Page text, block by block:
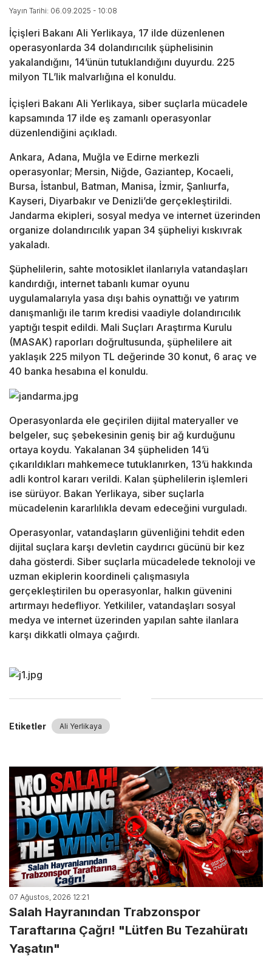
Yayın Tarihi: 06.09.2025 - 10:08
İçişleri Bakanı Ali Yerlikaya, 17 ilde düzenlenen
operasyonlarda 34 dolandırıcılık şüphelisinin
yakalandığını, 14’ünün tutuklandığını duyurdu. 225
milyon TL’lik malvarlığına el konuldu.
İçişleri Bakanı Ali Yerlikaya, siber suçlarla mücadele
kapsamında 17 ilde eş zamanlı operasyonlar
düzenlendiğini açıkladı.
Ankara, Adana, Muğla ve Edirne merkezli
operasyonlar; Mersin, Niğde, Gaziantep, Kocaeli,
Bursa, İstanbul, Batman, Manisa, İzmir, Şanlıurfa,
Kayseri, Diyarbakır ve Denizli’de gerçekleştirildi.
Jandarma ekipleri, sosyal medya ve internet üzerinden
organize dolandırıcılık yapan 34 şüpheliyi kıskıvrak
yakaladı.
Şüphelilerin, sahte motosiklet ilanlarıyla vatandaşları
kandırdığı, internet tabanlı kumar oyunu
uygulamalarıyla yasa dışı bahis oynattığı ve yatırım
danışmanlığı ile tarım kredisi vaadiyle dolandırıcılık
yaptığı tespit edildi. Mali Suçları Araştırma Kurulu
(MASAK) raporları doğrultusunda, şüphelilere ait
yaklaşık 225 milyon TL değerinde 30 konut, 6 araç ve
40 banka hesabına el konuldu.
Operasyonlarda ele geçirilen dijital materyaller ve
belgeler, suç şebekesinin geniş bir ağ kurduğunu
ortaya koydu. Yakalanan 34 şüpheliden 14’ü
çıkarıldıkları mahkemece tutuklanırken, 13’ü hakkında
adli kontrol kararı verildi. Kalan şüphelilerin işlemleri
ise sürüyor. Bakan Yerlikaya, siber suçlarla
mücadelenin kararlılıkla devam edeceğini vurguladı.
Operasyonlar, vatandaşların güvenliğini tehdit eden
dijital suçlara karşı devletin caydırıcı gücünü bir kez
daha gösterdi. Siber suçlarla mücadelede teknoloji ve
uzman ekiplerin koordineli çalışmasıyla
gerçekleştirilen bu operasyonlar, halkın güvenini
artırmayı hedefliyor. Yetkililer, vatandaşları sosyal
medya ve internet üzerinden yapılan sahte ilanlara
karşı dikkatli olmaya çağırdı.
Etiketler Ali Yerlikaya
07 Ağustos, 2026 12:21
Salah Hayranından Trabzonspor
Taraftarına Çağrı! "Lütfen Bu Tezahüratı
Yaşatın"